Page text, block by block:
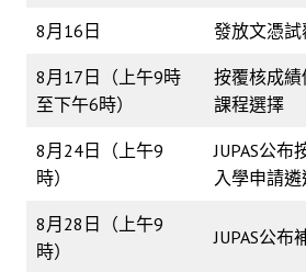
8月16日 發放文憑
8月17日（上午9時
至下午6時）
按覆核成績
課程選擇
8月24日（上午9
時）
JUPAS公
入學申請
8月28日（上午9
時）
JUPAS公布